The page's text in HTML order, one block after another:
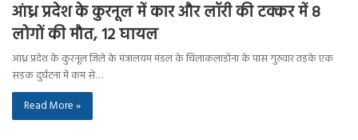
आंध्र प्रदेश के कुरनूल में कार और लॉरी की टक्कर में 8
लोगों की मौत, 12 घायल
आंध्र प्रदेश के कुरनूल जिले के मंत्रालयम मंडल के चिलाकलाडोना के पास गुरुवार तड़के एक
सड़क दुर्घटना में कम से…
Read More »